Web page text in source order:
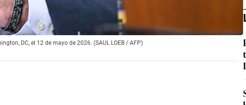
DC, el 12 de mayo de 2026. (SAUL LOEB / AFP)